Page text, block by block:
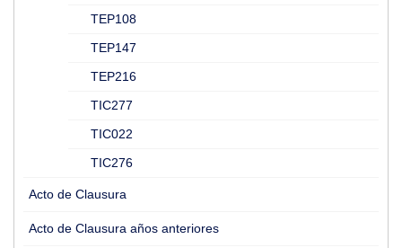
TEP108
TEP147
TEP216
TIC277
TIC022
TIC276
Acto de Clausura
Acto de Clausura años anteriores